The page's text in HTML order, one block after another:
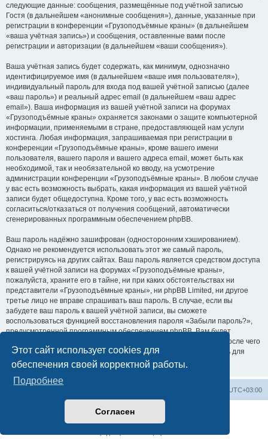
Этот сайт использует cookies для
обеспечения своей корректной работы.
Подробнее
Согласен
следующие данные: сообщения, размещённые под учётной записью
Гостя (в дальнейшем «анонимные сообщения»), данные, указанные при
регистрации в конференции «Грузоподъёмные краны» (в дальнейшем
«ваша учётная запись») и сообщения, оставленные вами после
регистрации и авторизации (в дальнейшем «ваши сообщения»).
Ваша учётная запись будет содержать, как минимум, однозначно
идентифицируемое имя (в дальнейшем «ваше имя пользователя»),
индивидуальный пароль для входа под вашей учётной записью (далее
«ваш пароль») и реальный адрес email (в дальнейшем «ваш адрес
email»). Ваша информация из вашей учётной записи на форумах
«Грузоподъёмные краны» охраняется законами о защите компьютерной
информации, применяемыми в стране, предоставляющей нам услуги
хостинга. Любая информация, запрашиваемая при регистрации в
конференции «Грузоподъёмные краны», кроме вашего имени
пользователя, вашего пароля и вашего адреса email, может быть как
необходимой, так и необязательной ко вводу, на усмотрение
администрации конференции «Грузоподъёмные краны». В любом случае
у вас есть возможность выбрать, какая информация из вашей учётной
записи будет общедоступна. Кроме того, у вас есть возможность
согласиться/отказаться от получения сообщений, автоматически
сгенерированных программным обеспечением phpBB.
Ваш пароль надёжно зашифрован (односторонним хэшированием).
Однако не рекомендуется использовать этот же самый пароль,
регистрируясь на других сайтах. Ваш пароль является средством доступа
к вашей учётной записи на форумах «Грузоподъёмные краны»,
пожалуйста, храните его в тайне, ни при каких обстоятельствах ни
представители «Грузоподъёмные краны», ни phpBB Limited, ни другое
третье лицо не вправе спрашивать ваш пароль. В случае, если вы
забудете ваш пароль к вашей учётной записи, вы сможете
воспользоваться функцией восстановления пароля «Забыли пароль?»,
предусмотренной программным обеспечением phpBB. Вам будет
необходимо ввести ваше имя пользователя и ваш адрес email, после чего
программное обеспечение phpBB сгенерирует вам новый пароль для
вашей учётной записи.
UTC+03:00
Создано на основеphpBB® Forum Software © phpBB Limited
Русская поддержка phpBB